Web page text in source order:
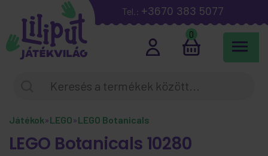
Tel.: +3670 383 5077
0
Játékok»LEGO»LEGO Botanicals
LEGO Botanicals 10280